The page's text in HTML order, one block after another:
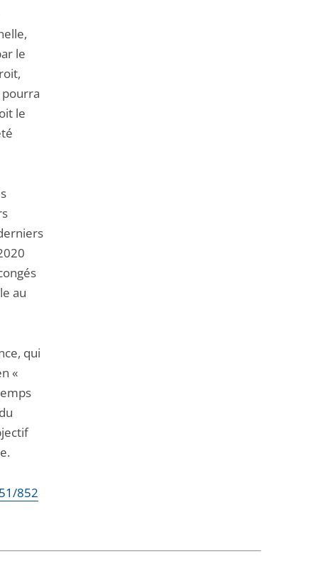
le
pourra
le
au
qui
«
852